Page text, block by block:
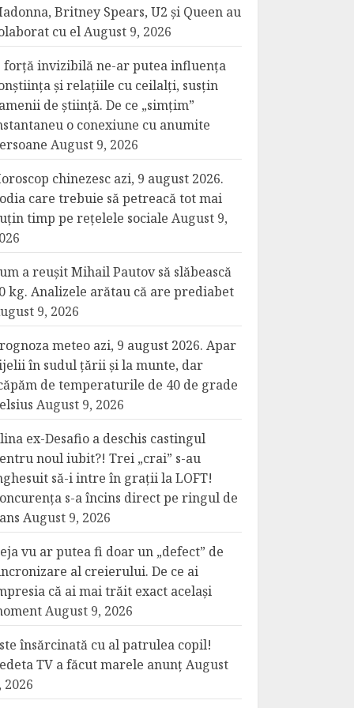
Britney Spears, U2 și Queen au
cu elAugust 9, 2026
forță invizibilă ne-ar putea influența
și relațiile cu ceilalți, susțin
de știință. De ce „simțim”
o conexiune cu anumite
August 9, 2026
chinezesc azi, 9 august 2026.
care trebuie să petreacă tot mai
timp pe rețelele sociale August 9,
a reușit Mihail Pautov să slăbească
kg. Analizele arătau că are prediabet
9, 2026
meteo azi, 9 august 2026. Apar
în sudul țării și la munte, dar
de temperaturile de 40 de grade
August 9, 2026
ex-Desafio a deschis castingul
noul iubit?! Trei „crai” s-au
să-i intre în grații la LOFT!
s-a încins direct pe ringul de
August 9, 2026
vu ar putea fi doar un „defect” de
al creierului. De ce ai
că ai mai trăit exact același
August 9, 2026
însărcinată cu al patrulea copil!
TV a făcut marele anunțAugust
2026